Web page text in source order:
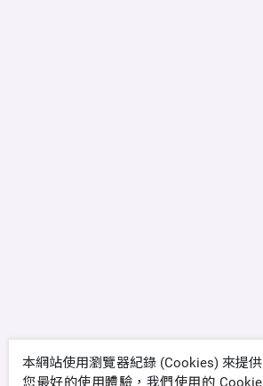
本網站使用瀏覽器紀錄 (Cookies) 來提供
您最好的使用體驗，我們使用的 Cookie